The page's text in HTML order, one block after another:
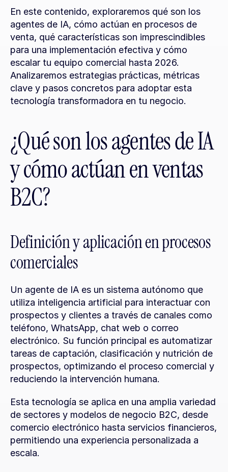
En este contenido, exploraremos qué son los
agentes de IA, cómo actúan en procesos de
venta, qué características son imprescindibles
para una implementación efectiva y cómo
escalar tu equipo comercial hasta 2026.
Analizaremos estrategias prácticas, métricas
clave y pasos concretos para adoptar esta
tecnología transformadora en tu negocio.
¿Qué son los agentes de IA
y cómo actúan en ventas
B2C?
Definición y aplicación en procesos
comerciales
Un agente de IA es un sistema autónomo que
utiliza inteligencia artificial para interactuar con
prospectos y clientes a través de canales como
teléfono, WhatsApp, chat web o correo
electrónico. Su función principal es automatizar
tareas de captación, clasificación y nutrición de
prospectos, optimizando el proceso comercial y
reduciendo la intervención humana.
Esta tecnología se aplica en una amplia variedad
de sectores y modelos de negocio B2C, desde
comercio electrónico hasta servicios financieros,
permitiendo una experiencia personalizada a
escala.